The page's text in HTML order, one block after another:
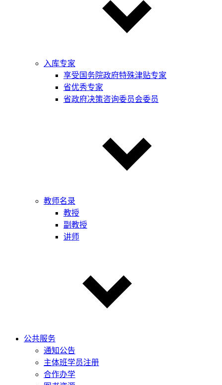
入库专家
享受国务院政府特殊津贴专家
省优秀专家
省政府决策咨询委员会委员
教师名录
教授
副教授
讲师
公共服务
通知公告
主体班学员注册
合作办学